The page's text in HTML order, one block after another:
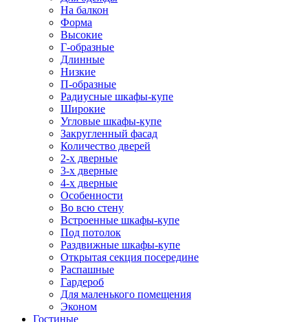
На балкон
Форма
Высокие
Г-образные
Длинные
Низкие
П-образные
Радиусные шкафы-купе
Широкие
Угловые шкафы-купе
Закругленный фасад
Количество дверей
2-х дверные
3-х дверные
4-х дверные
Особенности
Во всю стену
Встроенные шкафы-купе
Под потолок
Раздвижные шкафы-купе
Открытая секция посередине
Распашные
Гардероб
Для маленького помещения
Эконом
Гостиные